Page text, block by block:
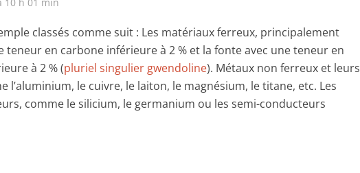
classés comme suit : Les matériaux ferreux, principalement
teneur en carbone inférieure à 2 % et la fonte avec une teneur en
à 2 % (pluriel singulier gwendoline). Métaux non ferreux et leurs
l’aluminium, le cuivre, le laiton, le magnésium, le titane, etc. Les
comme le silicium, le germanium ou les semi-conducteurs